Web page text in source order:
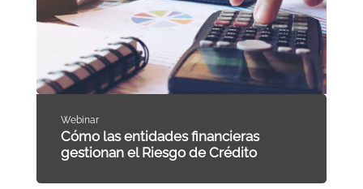
Webinar
Cómo las entidades financieras
gestionan el Riesgo de Crédito